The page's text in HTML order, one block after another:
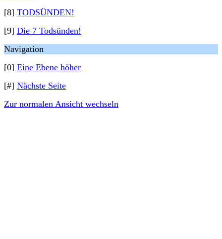
[8] TODSÜNDEN!
[9] Die 7 Todsünden!
Navigation
[0] Eine Ebene höher
[#] Nächste Seite
Zur normalen Ansicht wechseln